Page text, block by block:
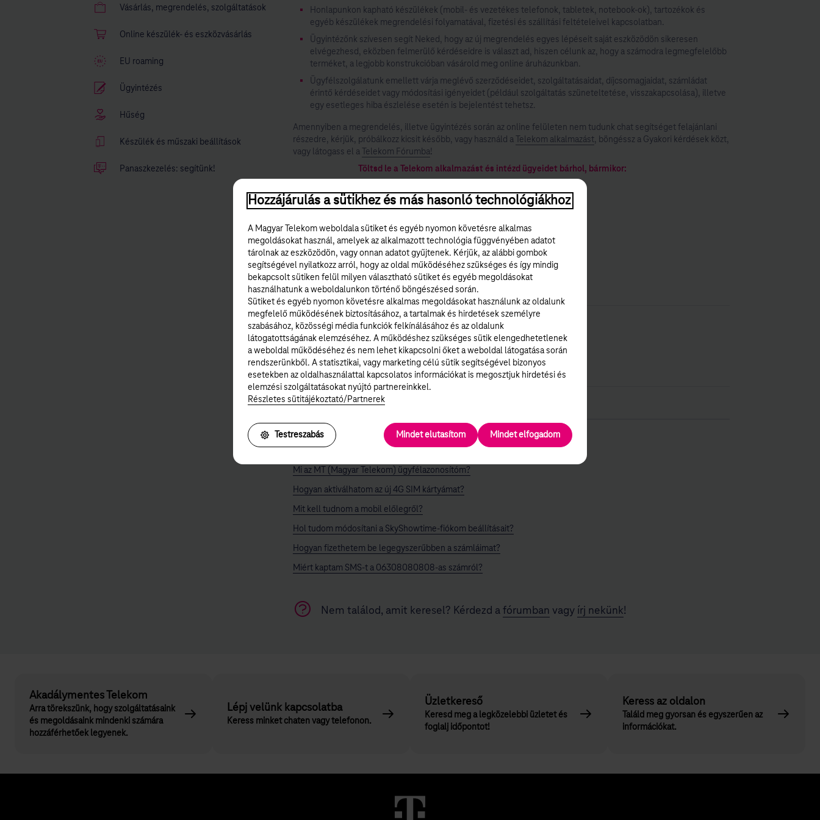
Honlapunkon kapható készülékek (mobil- és vezetékes telefonok, tabletek, notebook-ok), tartozékok és
egyéb készülékek megrendelési folyamatával, fizetési és szállítási feltételeivel kapcsolatban.
Ügyintézőnk szívesen segít Neked, hogy az új megrendelés egyes lépéseit saját eszközödön sikeresen
elvégezhesd, eközben felmerülő kérdéseidre is választ ad, hiszen célunk az, hogy a számodra legmegfelelőbb
terméket, a legjobb konstrukcióban vásárold meg online áruházunkban.
Ügyfélszolgálatunk emellett várja meglévő szerződéseidet, szolgáltatásaidat, díjcsomagjaidat, számládat
érintő kérdéseidet vagy módosítási igényeidet (például szolgáltatás szüneteltetése, visszakapcsolása), illetve
egy esetleges hiba észlelése esetén is bejelentést tehetsz.
Amennyiben a megrendelés, illetve ügyintézés során az online felületen nem tudunk chat segítséget felajánlani
részedre, kérjük, próbálkozz kicsit később, vagy használd aTelekom alkalmazást, böngéssz a Gyakori kérdések közt,
vagy látogass el aTelekom Fórumba!
Töltsd le a Telekom alkalmazást és intézd ügyeidet bárhol, bármikor:
- azApp Store-ból(iPhone-ra és iPad-re) vagy
Utoljára frissítve: 2026. június 29.
Hasznos volt ez a válasz?
IGEN NEM
Leggyakoribb kérdések:
Mi az MT (Magyar Telekom) ügyfélazonosítóm?
Hogyan aktiválhatom az új 4G SIM kártyámat?
Mit kell tudnom a mobil előlegről?
Hol tudom módosítani a SkyShowtime-fiókom beállításait?
Hogyan fizethetem be legegyszerűbben a számláimat?
Miért kaptam SMS-t a 06308080808-as számról?
Nem találod, amit keresel? Kérdezd afórumban vagy írj nekünk!
Vásárlás, megrendelés, szolgáltatások
Online készülék- és eszközvásárlás
EU roaming
Ügyintézés
Hűség
Készülék és műszaki beállítások
Panaszkezelés: segítünk!
Akadálymentes Telekom
Arra törekszünk, hogy szolgáltatásaink
és megoldásaink mindenki számára
hozzáférhetőek legyenek.
Lépj velünk kapcsolatba
Keress minket chaten vagy telefonon.
Üzletkereső
Keresd meg a legközelebbi üzletet és
foglalj időpontot!
Keress az oldalon
Találd meg gyorsan és egyszerűen az
információkat.
Hozzájárulás a sütikhez és más hasonló technológiákhoz
A Magyar Telekom weboldala sütiket és egyéb nyomon követésre alkalmas
megoldásokat használ, amelyek az alkalmazott technológia függvényében adatot
tárolnak az eszközödön, vagy onnan adatot gyűjtenek. Kérjük, az alábbi gombok
segítségével nyilatkozz arról, hogy az oldal működéséhez szükséges és így mindig
bekapcsolt sütiken felül milyen választható sütiket és egyéb megoldásokat
használhatunk a weboldalunkon történő böngészésed során.
Sütiket és egyéb nyomon követésre alkalmas megoldásokat használunk az oldalunk
megfelelő működésének biztosításához, a tartalmak és hirdetések személyre
szabásához, közösségi média funkciók felkínálásához és az oldalunk
látogatottságának elemzéséhez. A működéshez szükséges sütik elengedhetetlenek
a weboldal működéséhez és nem lehet kikapcsolni őket a weboldal látogatása során
rendszerünkből. A statisztikai, vagy marketing célú sütik segítségével bizonyos
esetekben az oldalhasználattal kapcsolatos információkat is megosztjuk hirdetési és
elemzési szolgáltatásokat nyújtó partnereinkkel.
Részletes sütitájékoztató/Partnerek
Testreszabás Mindet elutasítom Mindet elfogadom